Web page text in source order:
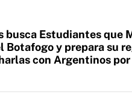
busca Estudiantes que
Botafogo y prepara su
con Argentinos